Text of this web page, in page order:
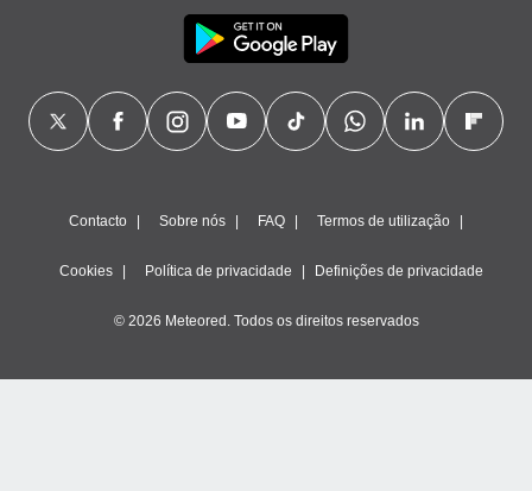
Contacto Sobre nós FAQ Termos de utilização
Cookies Política de privacidade Definições de privacidade
© 2026 Meteored. Todos os direitos reservados